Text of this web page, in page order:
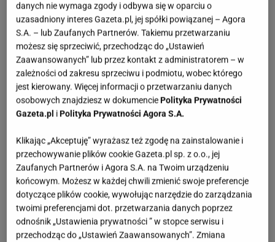
danych nie wymaga zgody i odbywa się w oparciu o
uzasadniony interes Gazeta.pl, jej spółki powiązanej – Agora
S.A. – lub Zaufanych Partnerów. Takiemu przetwarzaniu
możesz się sprzeciwić, przechodząc do „Ustawień
Zaawansowanych” lub przez kontakt z administratorem – w
zależności od zakresu sprzeciwu i podmiotu, wobec którego
jest kierowany. Więcej informacji o przetwarzaniu danych
osobowych znajdziesz w dokumenciePolityka Prywatności
Gazeta.pl iPolityka Prywatności Agora S.A.
Klikając „Akceptuję” wyrażasz też zgodę na zainstalowanie i
przechowywanie plików cookie Gazeta.pl sp. z o.o., jej
Zaufanych Partnerów i Agora S.A. na Twoim urządzeniu
końcowym. Możesz w każdej chwili zmienić swoje preferencje
dotyczące plików cookie, wywołując narzędzie do zarządzania
twoimi preferencjami dot. przetwarzania danych poprzez
odnośnik „Ustawienia prywatności ” w stopce serwisu i
przechodząc do „Ustawień Zaawansowanych”. Zmiana